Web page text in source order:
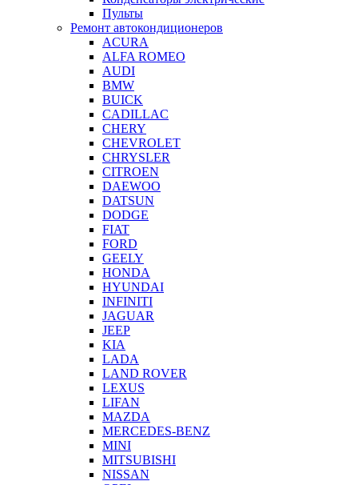
Пульты
Ремонт автокондиционеров
ACURA
ALFA ROMEO
AUDI
BMW
BUICK
CADILLAC
CHERY
CHEVROLET
CHRYSLER
CITROEN
DAEWOO
DATSUN
DODGE
FIAT
FORD
GEELY
HONDA
HYUNDAI
INFINITI
JAGUAR
JEEP
KIA
LADA
LAND ROVER
LEXUS
LIFAN
MAZDA
MERCEDES-BENZ
MINI
MITSUBISHI
NISSAN